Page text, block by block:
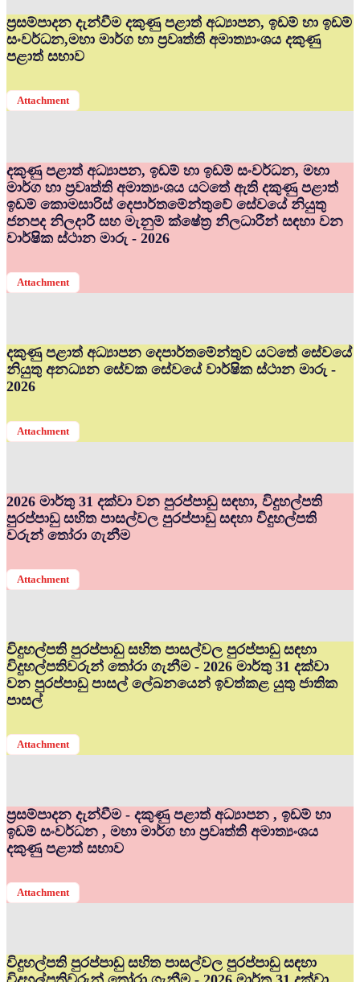
ප්‍රසම්පාදන දැන්වීම දකුණු පළාත් අධ්‍යාපන, ඉඩම් හා ඉඩම්
සංවර්ධන,මහා මාර්ග හා ප්‍රවෘත්ති අමාත්‍යාංශය දකුණු
පළාත් සභාව
Attachment
දකුණු පළාත් අධ්‍යාපන, ඉඩම් හා ඉඩම් සංවර්ධන, මහා
මාර්ග හා ප්‍රවෘත්ති අමාත්‍යංශය යටතේ ඇති දකුණු පළාත්
ඉඩම් කොමසාරිස් දෙපාර්තමේන්තුවේ සේවයේ නියුතු
ජනපද නිලදාරී සහ මැනුම් ක්ෂේත්‍ර නිලධාරීන් සඳහා වන
වාර්ෂික ස්ථාන මාරු - 2026
Attachment
දකුණු පළාත් අධ්‍යාපන දෙපාර්තමේන්තුව යටතේ සේවයේ
නියුතු අනධ්‍යන සේවක සේවයේ වාර්ෂික ස්ථාන මාරු -
2026
Attachment
2026 මාර්තු 31 දක්වා වන පුරප්පාඩු සඳහා, විදුහල්පති
පුරප්පාඩු සහිත පාසල්වල පුරප්පාඩු සඳහා විදුහල්පති
වරුන් තෝරා ගැනීම
Attachment
විදුහල්පති පුරප්පාඩු සහිත පාසල්වල පුරප්පාඩු සඳහා
විදුහල්පතිවරුන් තෝරා ගැනීම - 2026 මාර්තු 31 දක්වා
වන පුරප්පාඩු පාසල් ලේඛනයෙන් ඉවත්කළ යුතු ජාතික
පාසල්
Attachment
ප්‍රසම්පාදන දැන්වීම - දකුණු පළාත් අධ්‍යාපන , ඉඩම් හා
ඉඩම් සංවර්ධන , මහා මාර්ග හා ප්‍රවෘත්ති අමාත්‍යංශය
දකුණු පළාත් සභාව
Attachment
විදුහල්පති පුරප්පාඩු සහිත පාසල්වල පුරප්පාඩු සඳහා